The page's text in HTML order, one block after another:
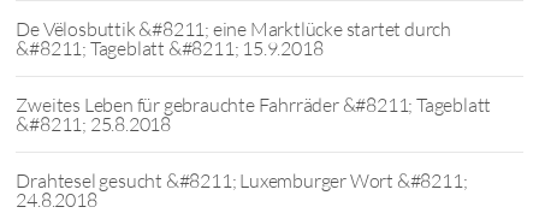
De Vëlosbuttik &#8211; eine Marktlücke startet durch
&#8211; Tageblatt &#8211; 15.9.2018
Zweites Leben für gebrauchte Fahrräder &#8211; Tageblatt
&#8211; 25.8.2018
Drahtesel gesucht &#8211; Luxemburger Wort &#8211;
24.8.2018